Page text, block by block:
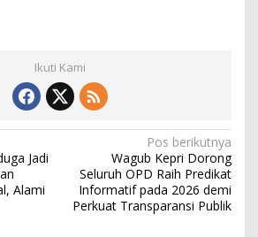
Ikuti Kami
Jadi
Alami
Pos berikutnya
Wagub Kepri Dorong
Seluruh OPD Raih Predikat
Informatif pada 2026 demi
Perkuat Transparansi Publik